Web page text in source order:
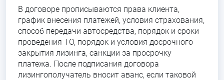
В договоре прописываются права клиента,
график внесения платежей, условия страхования,
способ передачи автосредства, порядок и сроки
проведения ТО, порядок и условия досрочного
закрытия лизинга, санкции за просрочку
платежа. После подписания договора
лизингополучатель вносит аванс, если таковой